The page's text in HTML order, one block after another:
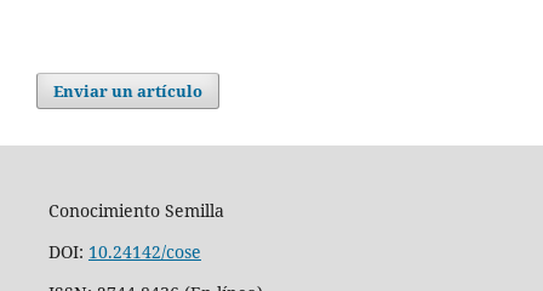
Enviar un artículo
Conocimiento Semilla
DOI: 10.24142/cose